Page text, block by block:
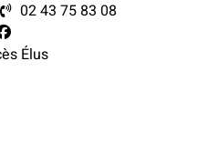
02 43 75 83 08
Élus